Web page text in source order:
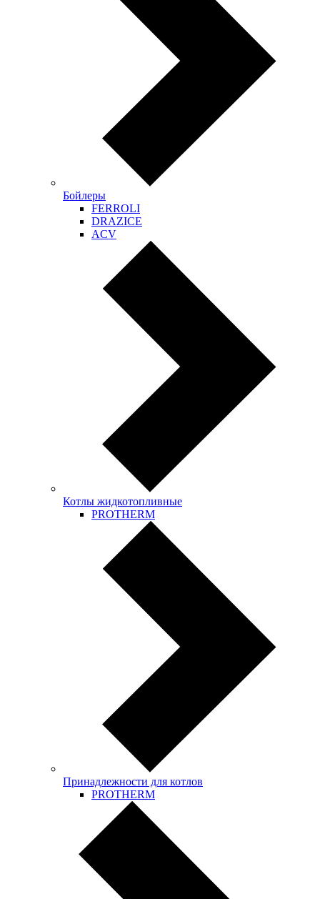
Бойлеры
FERROLI
DRAZICE
ACV
Котлы жидкотопливные
PROTHERM
Принадлежности для котлов
PROTHERM